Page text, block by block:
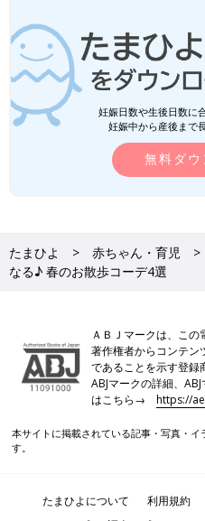
妊娠日数や生後日数に
妊娠中から産後まで
無料ダウ
たまひよ 赤ちゃん・育児
なる♪ 春のお散歩コーデ4選
ＡＢＪマークは、この
著作権者からコンテン
であることを示す登録
ABJマークの詳細、
はこちら→https://
本サイトに掲載されている記事・写真・
す。
たまひよについて 利用規約